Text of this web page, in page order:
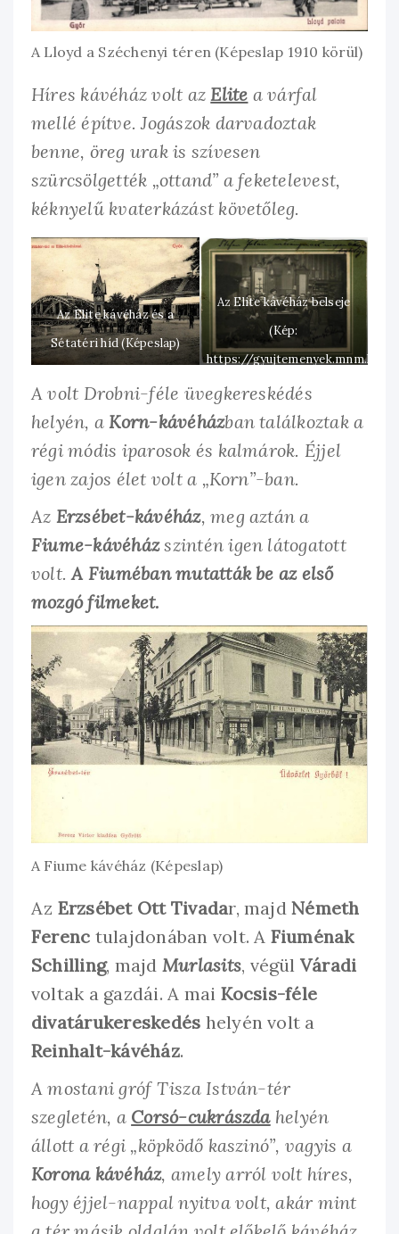
A Lloyd a Széchenyi téren (Képeslap 1910 körül)
Híres kávéház volt azElite a várfal
mellé építve. Jogászok darvadoztak
benne, öreg urak is szívesen
szürcsölgették „ottand” a feketelevest,
kéknyelű kvaterkázást követőleg.
Az Elite kávéház és a
Sétatéri híd (Képeslap)
Az Elite kávéház belseje
(Kép:
https://gyujtemenyek.mnm.hu/
A volt Drobni-féle üvegkereskédés
helyén, a Korn-kávéházban találkoztak a
régi módis iparosok és kalmárok. Éjjel
igen zajos élet volt a „Korn”-ban.
Az Erzsébet-kávéház, meg aztán a
Fiume-kávéházszintén igen látogatott
volt.A Fiuméban mutatták be az első
mozgó filmeket.
A Fiume kávéház (Képeslap)
Az Erzsébet Ott Tivadar, majdNémeth
Ferenc tulajdonában volt. A Fiuménak
Schilling, majd Murlasits, végül Váradi
voltak a gazdái. A mai Kocsis-féle
divatárukereskedés helyén volt a
Reinhalt-kávéház.
A mostani gróf Tisza István-tér
szegletén, a Corsó-cukrászdahelyén
állott a régi „köpködő kaszinó”, vagyis a
Korona kávéház, amely arról volt híres,
hogy éjjel-nappal nyitva volt, akár mint